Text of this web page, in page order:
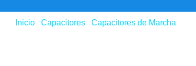
Inicio Capacitores Capacitores de Marcha